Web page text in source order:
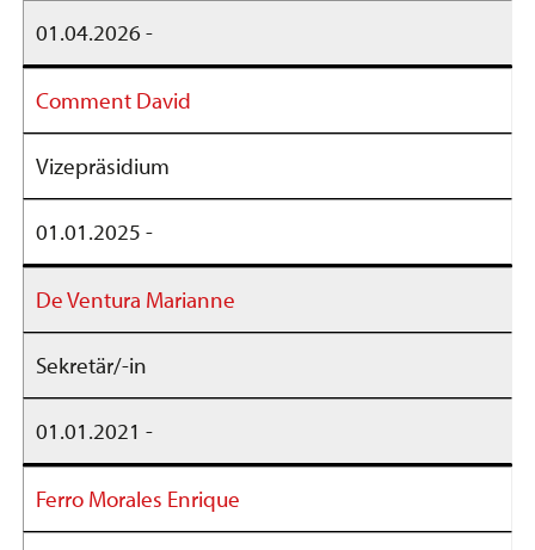
01.04.2026 -
Comment David
Vizepräsidium
01.01.2025 -
De Ventura Marianne
Sekretär/-in
01.01.2021 -
Ferro Morales Enrique